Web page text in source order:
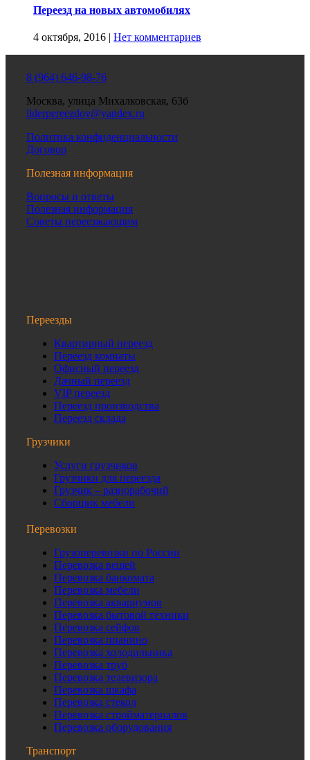
Переезд на новых автомобилях
4 октября, 2016 | Нет комментариев
8 (964) 646-98-76
Москва, улица Михалковская, 63б
liderpereezdov@yandex.ru
Политика конфиденциальности
Договор
Полезная информация
Вопросы и ответы
Полезная информация
Советы переезжающим
Переезды
Квартирный переезд
Переезд комнаты
Офисный переезд
Дачный переезд
VIP переезд
Переезд производства
Переезд склада
Грузчики
Услуги грузчиков
Грузчики для переезда
Грузчик – разнорабочий
Сборщик мебели
Перевозки
Грузоперевозки по России
Перевозка вещей
Перевозка банкомата
Перевозка мебели
Перевозка аквариумов
Перевозка бытовой техники
Перевозка сейфов
Перевозка пианино
Перевозка холодильника
Перевозка труб
Перевозка телевизора
Перевозка шкафа
Перевозка стекол
Перевозка стройматериалов
Перевозка оборудования
Транспорт